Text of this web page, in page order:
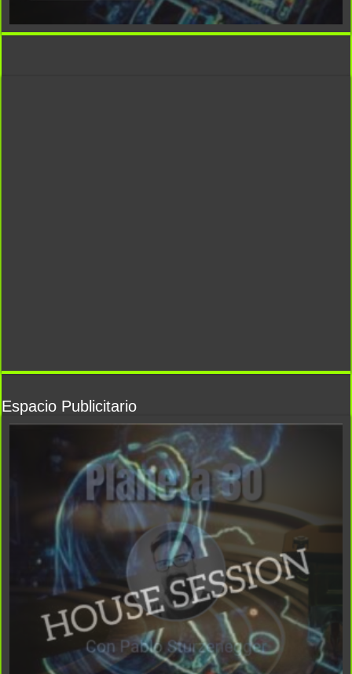
Espacio Publicitario